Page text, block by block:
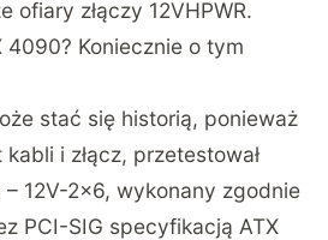
ofiary złączy 12VHPWR.
4090? Koniecznie o tym
stać się historią, ponieważ
i złącz, przetestował
– 12V-2×6, wykonany zgodnie
PCI-SIG specyfikacją ATX